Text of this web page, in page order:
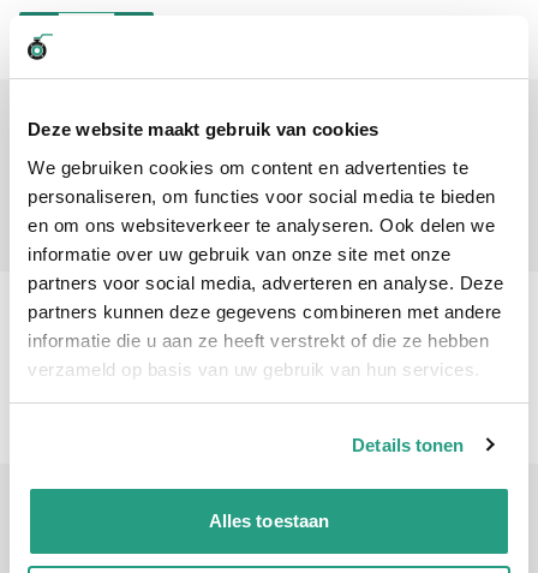
Deze website maakt gebruik van cookies
We gebruiken cookies om content en advertenties te
personaliseren, om functies voor social media te bieden
en om ons websiteverkeer te analyseren. Ook delen we
informatie over uw gebruik van onze site met onze
partners voor social media, adverteren en analyse. Deze
partners kunnen deze gegevens combineren met andere
informatie die u aan ze heeft verstrekt of die ze hebben
verzameld op basis van uw gebruik van hun services.
Details tonen
Alles toestaan
Aantal voor RVS kogelkraan 3-delig incl. pneumaat dubbelwerkend 1.1/2"
-
2"
€ 674,65
Aantal voor RVS kogelkraan 3-delig incl. pneumaat dubbelwerkend 2"
+
-
2 1/2"
€ 1.009,87
Aantal voor RVS kogelkraan 3-delig incl. pneumaat dubbelwerkend 2.1/2
SB3021007A
€ 1.275,93